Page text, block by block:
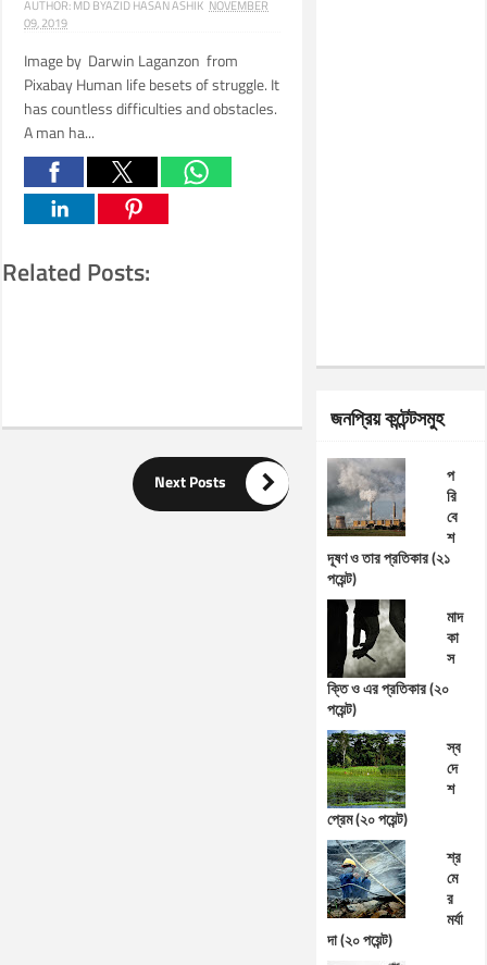
AUTHOR:MD BYAZID HASAN ASHIK NOVEMBER
09, 2019
Image by Darwin Laganzon from
Pixabay Human life besets of struggle. It
has countless difficulties and obstacles.
A man ha...
Related Posts:
Next Posts 
জনপ্রিয় কন্টেন্টসমুহ
প
রি
বে
শ
দূষণ ও তার প্রতিকার (২১
পয়েন্ট)
মাদ
কা
স
ক্তি ও এর প্রতিকার (২০
পয়েন্ট)
স্ব
দে
শ
প্রেম (২০ পয়েন্ট)
শ্র
মে
র
মর্যা
দা (২০ পয়েন্ট)